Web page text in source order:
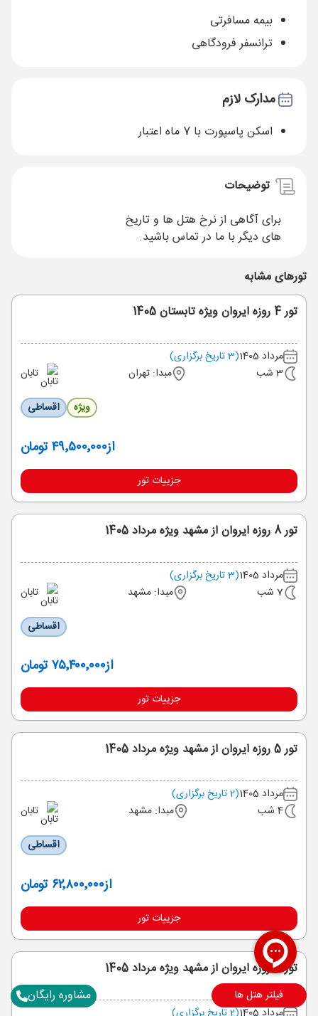
فیلتر هتل ها
بیمه مسافرتی
ترانسفر فرودگاهی
مدارک لازم
اسکن پاسپورت با 7 ماه اعتبار
توضیحات
برای آگاهی از نرخ هتل ها و تاریخ
های دیگر با ما در تماس باشید.
تورهای مشابه
تور 4 روزه ایروان ویژه تابستان 1405
مرداد 1405
(3 تاریخ برگزاری)
3 شب
مبدا: تهران
تابان
ویژه
اقساطی
از۴۹٬۵۰۰٬۰۰۰ تومان
جزییات تور
تور 8 روزه ایروان از مشهد ویژه مرداد 1405
مرداد 1405
(3 تاریخ برگزاری)
7 شب
مبدا: مشهد
تابان
اقساطی
از۷۵٬۴۰۰٬۰۰۰ تومان
جزییات تور
تور 5 روزه ایروان از مشهد ویژه مرداد 1405
مرداد 1405
(2 تاریخ برگزاری)
4 شب
مبدا: مشهد
تابان
اقساطی
از۶۲٬۸۰۰٬۰۰۰ تومان
جزییات تور
تور 4 روزه ایروان از مشهد ویژه مرداد 1405
مشاوره رایگان